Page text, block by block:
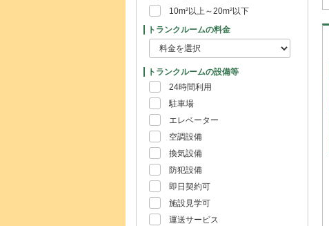
10m²以上～20m²以下
トランクルームの料金
トランクルームの設備等
24時間利用
駐車場
エレベーター
空調設備
換気設備
防犯設備
即日契約可
施設見学可
運送サービス